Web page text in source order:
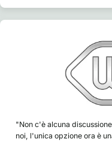
"Non c'è alcuna
noi, l'unica opzione ora è